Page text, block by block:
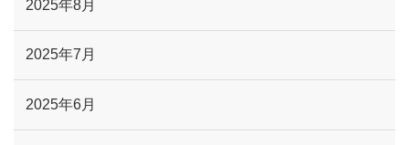
2025年8月
2025年7月
2025年6月